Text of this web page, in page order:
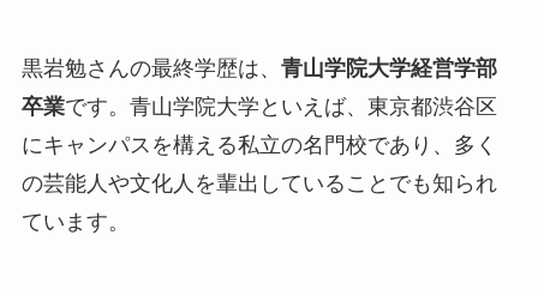
黒岩勉さんの最終学歴は、 青山学院大学経営学部
卒業です。青山学院大学といえば、東京都渋谷区
にキャンパスを構える私立の名門校であり、多く
の芸能人や文化人を輩出していることでも知られ
ています。